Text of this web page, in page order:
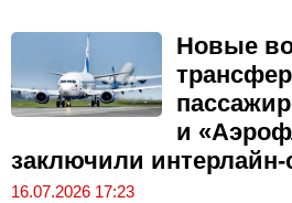
Новые
и
заключили интерлайн-
16.07.2026 17:23